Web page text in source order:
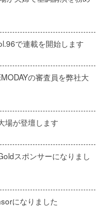
で連載を開始します
の審査員を弊社大
場が登壇します
スポンサーになりまし
になりました